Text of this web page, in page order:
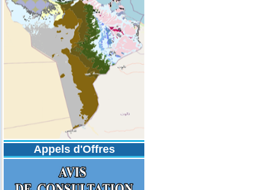
Appels d'Offres